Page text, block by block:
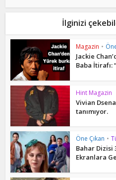
İlginizi
Magazin •
Jackie
Baba İtirafı:
Hint Magazin
Vivian
tanımıyor.
Öne Çıkan •
Bahar Dizisi
Ekranlara